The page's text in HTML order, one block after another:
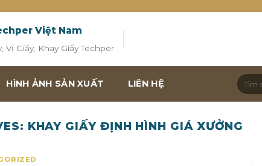
Việt Nam
Giấy, Khay Giấy Techper
HÌNH ẢNH SẢN XUẤT LIÊN HỆ
Search
for:
KHAY GIẤY ĐỊNH HÌNH GIÁ XƯỞNG